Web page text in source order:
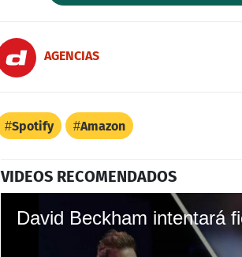
AGENCIAS
Spotify Amazon
VIDEOS RECOMENDADOS